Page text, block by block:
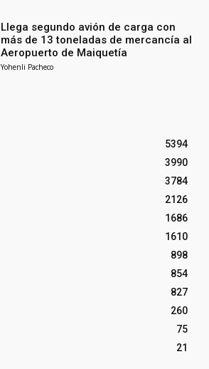
Llega segundo avión de carga con
más de 13 toneladas de mercancía al
Aeropuerto de Maiquetía
Yohenli Pacheco
5394
3990
3784
2126
1686
1610
898
854
827
260
75
21